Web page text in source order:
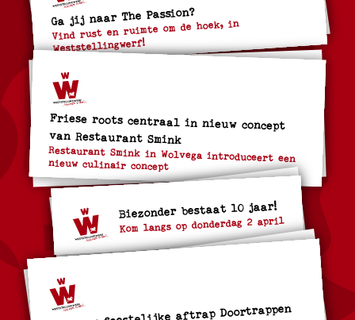
Ga jij naar The Passion?
Vind rust en ruimte om de hoek, in
Weststellingwerf!
Friese roots centraal in nieuw concept
van Restaurant Smink
Restaurant Smink in Wolvega introduceert een
nieuw culinair concept
Biezonder bestaat 10 jaar!
Kom langs op donderdag 2 april